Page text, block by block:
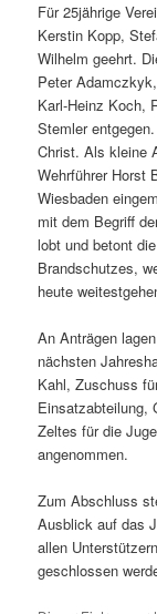
Für 25jährige
Kerstin Kopp,
Wilhelm geehrt.
Peter
Karl-Heinz Koch,
Stemler
Christ. Als kleine
Wehrführer Horst
Wiesbaden
mit dem Begriff
lobt und betont
Brandschutzes,
heute
An Anträgen
nächsten
Kahl, Zuschuss
Einsatzabteilung,
Zeltes für die
angenommen.
Zum Abschluss
Ausblick auf das
allen
geschlossen